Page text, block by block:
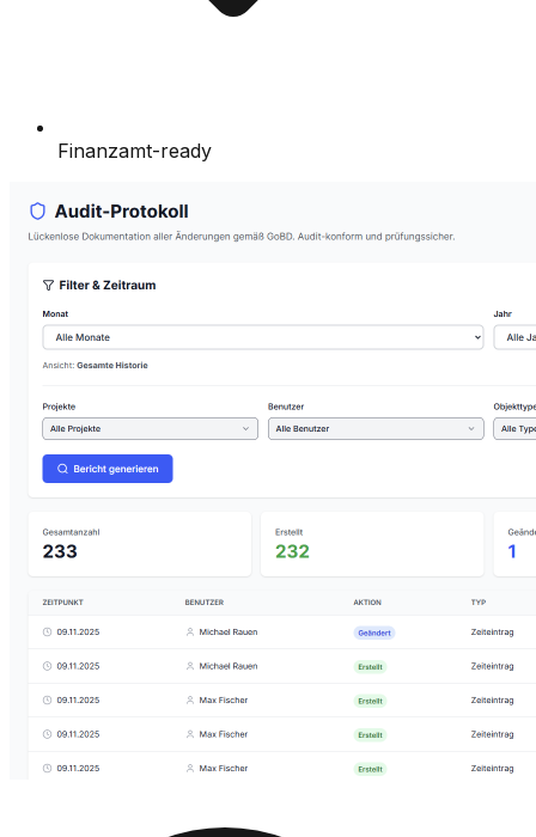
Finanzamt-ready